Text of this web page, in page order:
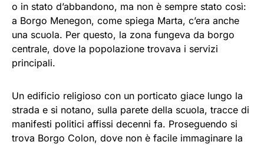
o in stato d’abbandono, ma non è sempre stato così:
a Borgo Menegon, come spiega Marta, c’era anche
una scuola. Per questo, la zona fungeva da borgo
centrale, dove la popolazione trovava i servizi
principali.
Un edificio religioso con un porticato giace lungo la
strada e si notano, sulla parete della scuola, tracce di
manifesti politici affissi decenni fa. Proseguendo si
trova Borgo Colon, dove non è facile immaginare la